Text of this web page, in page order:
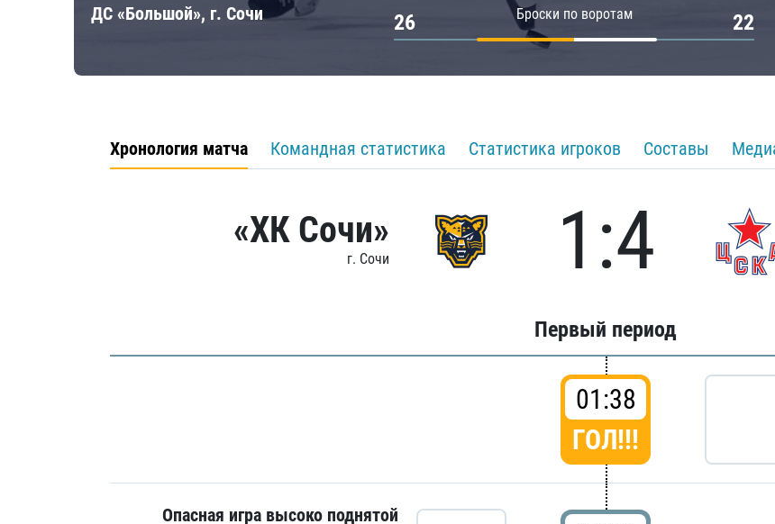
ДС «Большой», г. Сочи Броски по воротам
26 22
Хронология матча Командная статистика Статистика игроков Составы
«ХК Сочи»
г. Сочи 1:4
Первый период
01:38
ГОЛ!!!
Опасная игра высоко поднятой